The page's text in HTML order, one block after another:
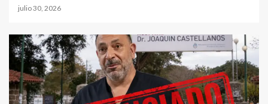
julio 30, 2026